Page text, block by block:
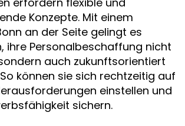
Konzepte. Mit einem
an der Seite gelingt es
ihre Personalbeschaffung nicht
auch zukunftsorientiert
können sie sich rechtzeitig auf
einstellen und
sichern.